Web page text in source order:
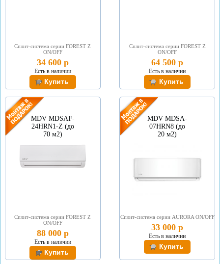
Сплит-система серии FOREST Z
ON/OFF
34 600 р
Есть в наличии
Сплит-система серии FOREST Z
ON/OFF
64 500 р
Есть в наличии
MDV MDSAF-
24HRN1-Z (до
70 м2)
Сплит-система серии FOREST Z
ON/OFF
88 000 р
Есть в наличии
MDV MDSA-
07HRN8 (до
20 м2)
Сплит-система серии АURORA ON/OFF
33 000 р
Есть в наличии